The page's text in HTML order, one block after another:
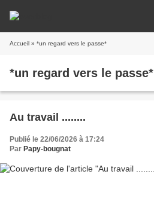
Accueil » *un regard vers le passe*
*un regard vers le passe*
Au travail ........
Publié le 22/06/2026 à 17:24
Par Papy-bougnat